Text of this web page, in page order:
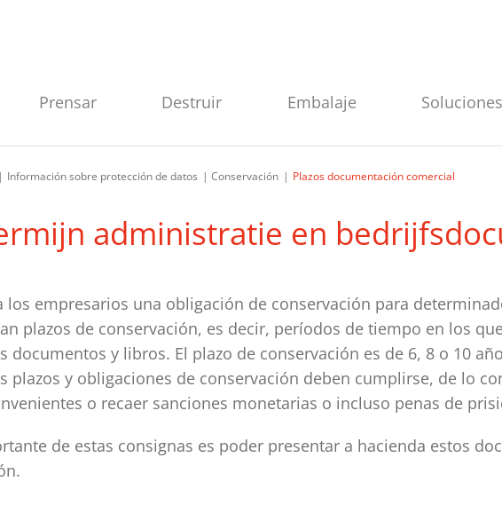
Prensar Destruir Embalaje
Información sobre protección de datos Conservación Plazos documentación comercial
administratie en
los empresarios una obligación de conservación para
plazos de conservación, es decir, períodos de tiempo en los
documentos y libros. El plazo de conservación es de 6, 8 o 10
plazos y obligaciones de conservación deben cumplirse, de lo
o recaer sanciones monetarias o incluso penas de
de estas consignas es poder presentar a hacienda estos